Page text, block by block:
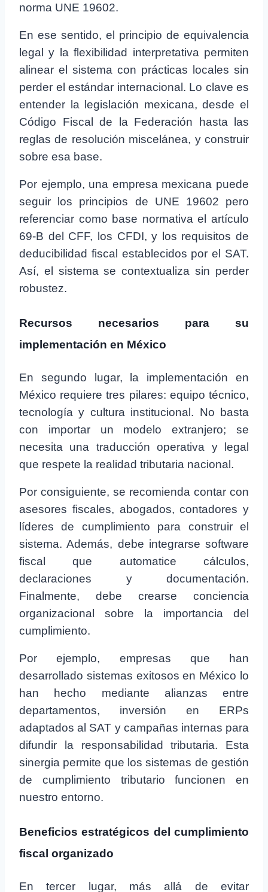
norma UNE 19602.
En ese sentido, el principio de equivalencia
legal y la flexibilidad interpretativa permiten
alinear el sistema con prácticas locales sin
perder el estándar internacional. Lo clave es
entender la legislación mexicana, desde el
Código Fiscal de la Federación hasta las
reglas de resolución miscelánea, y construir
sobre esa base.
Por ejemplo, una empresa mexicana puede
seguir los principios de UNE 19602 pero
referenciar como base normativa el artículo
69-B del CFF, los CFDI, y los requisitos de
deducibilidad fiscal establecidos por el SAT.
Así, el sistema se contextualiza sin perder
robustez.
Recursos necesarios para su
implementación en México
En segundo lugar, la implementación en
México requiere tres pilares: equipo técnico,
tecnología y cultura institucional. No basta
con importar un modelo extranjero; se
necesita una traducción operativa y legal
que respete la realidad tributaria nacional.
Por consiguiente, se recomienda contar con
asesores fiscales, abogados, contadores y
líderes de cumplimiento para construir el
sistema. Además, debe integrarse software
fiscal que automatice cálculos,
declaraciones y documentación.
Finalmente, debe crearse conciencia
organizacional sobre la importancia del
cumplimiento.
Por ejemplo, empresas que han
desarrollado sistemas exitosos en México lo
han hecho mediante alianzas entre
departamentos, inversión en ERPs
adaptados al SAT y campañas internas para
difundir la responsabilidad tributaria. Esta
sinergia permite que los sistemas de gestión
de cumplimiento tributario funcionen en
nuestro entorno.
Beneficios estratégicos del cumplimiento
fiscal organizado
En tercer lugar, más allá de evitar